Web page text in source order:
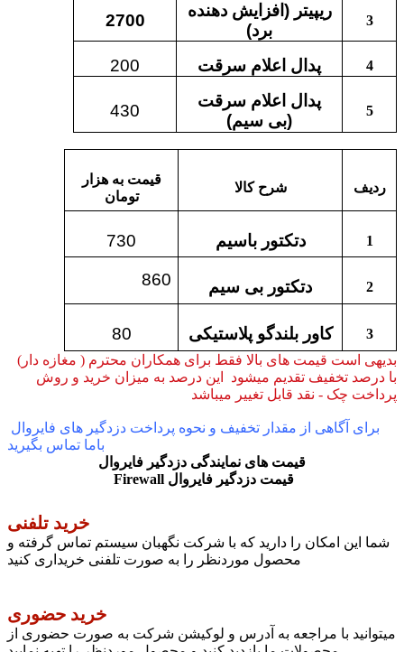
3
ریپیتر (افزایش دهنده
برد)
2700
4 پدال اعلام سرقت 200
5
پدال اعلام سرقت
(بی سیم)
430
ردیف شرح کالا
قیمت به هزار
تومان
1 دتکتور باسیم 730
2 دتکتور بی سیم 860
3 کاور بلندگو پلاستیکی 80
بدیهی است قیمت های بالا فقط برای همکاران محترم ( مغازه دار)
با درصد تخفیف تقدیم میشود این درصد به میزان خرید و روش
پرداخت چک - نقد قابل تغییر میباشد
قیمت های نمایندگی دزدگیر فایروال
Firewall
خرید تلفنی
شما این امکان را دارید که با شرکت نگهبان سیستم تماس گرفته و
محصول موردنظر را به صورت تلفنی خریداری کنید
خرید حضوری
میتوانید با مراجعه به آدرس و لوکیشن شرکت به صورت حضوری از